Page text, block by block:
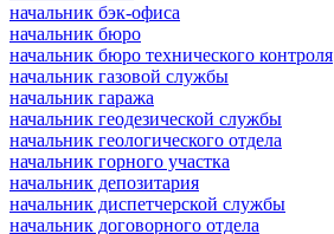
начальник бэк-офиса
начальник бюро
начальник бюро технического контроля
начальник газовой службы
начальник гаража
начальник геодезической службы
начальник геологического отдела
начальник горного участка
начальник депозитария
начальник диспетчерской службы
начальник договорного отдела